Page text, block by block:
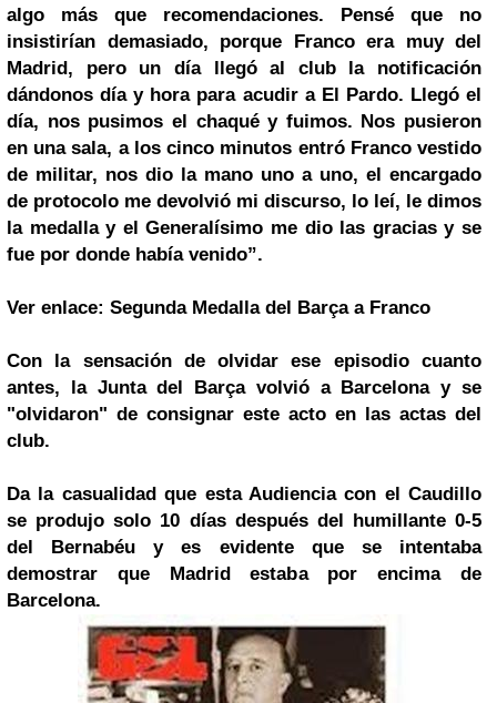
algo más que recomendaciones. Pensé que no
insistirían demasiado, porque Franco era muy del
Madrid, pero un día llegó al club la notificación
dándonos día y hora para acudir a El Pardo. Llegó el
día, nos pusimos el chaqué y fuimos. Nos pusieron
en una sala, a los cinco minutos entró Franco vestido
de militar, nos dio la mano uno a uno, el encargado
de protocolo me devolvió mi discurso, lo leí, le dimos
la medalla y el Generalísimo me dio las gracias y se
fue por donde había venido”.
Ver enlace: Segunda Medalla del Barça a Franco
Con la sensación de olvidar ese episodio cuanto
antes, la Junta del Barça volvió a Barcelona y se
"olvidaron" de consignar este acto en las actas del
club.
Da la casualidad que esta Audiencia con el Caudillo
se produjo solo 10 días después del humillante 0-5
del Bernabéu y es evidente que se intentaba
demostrar que Madrid estaba por encima de
Barcelona.